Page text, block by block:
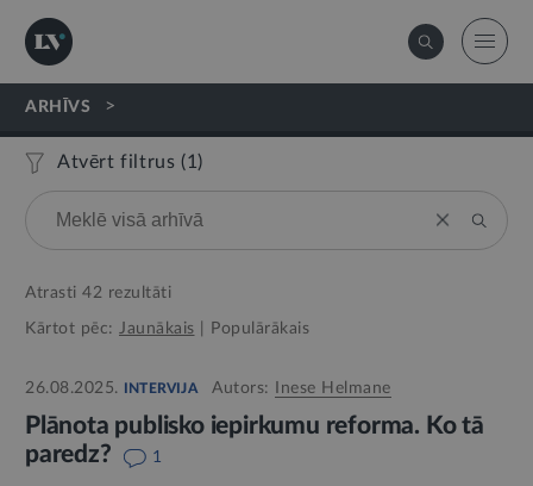
ARHĪVS >
Atvērt filtrus (1 )
Atrasti 42 rezultāti
Kārtot pēc: Jaunākais Populārākais
26.08.2025. INTERVIJA Autors: Inese Helmane
Plānota publisko iepirkumu reforma. Ko tā
paredz?
1